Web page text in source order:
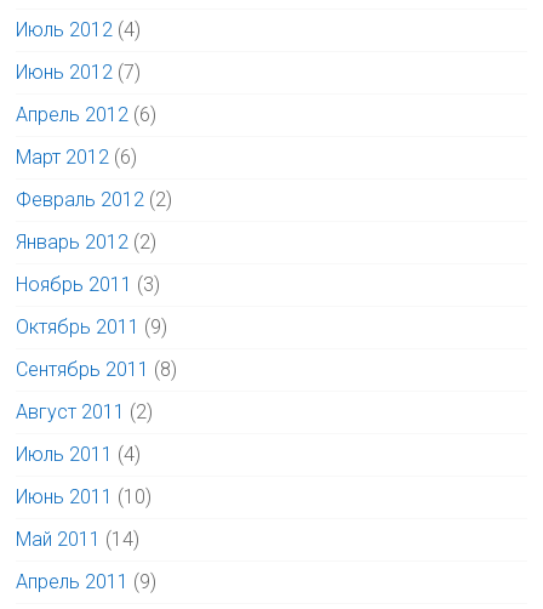
Июль 2012 (4)
Июнь 2012 (7)
Апрель 2012 (6)
Март 2012 (6)
Февраль 2012 (2)
Январь 2012 (2)
Ноябрь 2011 (3)
Октябрь 2011 (9)
Сентябрь 2011 (8)
Август 2011 (2)
Июль 2011 (4)
Июнь 2011 (10)
Май 2011 (14)
Апрель 2011 (9)